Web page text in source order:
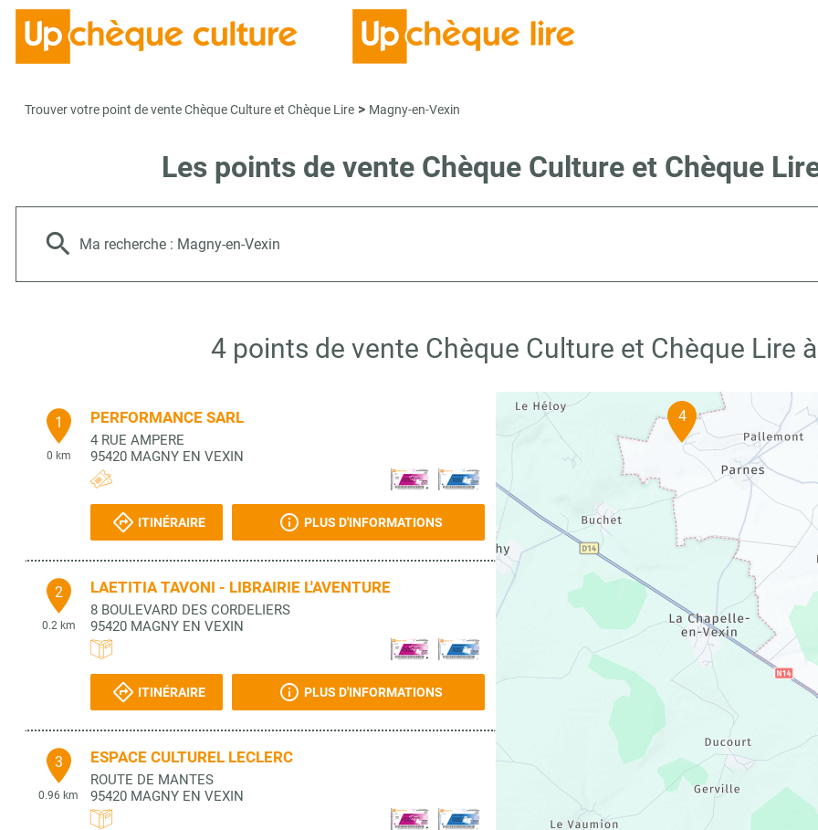
Trouver votre point de vente Chèque Culture et Chèque Lire > Magny-en-Vexin
Les points de vente Chèque Culture et Chèque
Ma recherche : Magny-en-Vexin
4 points de vente Chèque Culture et Chèque Lire
1
0 km
PERFORMANCE SARL
4 RUE AMPERE
95420 MAGNY EN VEXIN
ITINÉRAIRE PLUS D'INFORMATIONS
2
0.2 km
LAETITIA TAVONI - LIBRAIRIE L'AVENTURE
8 BOULEVARD DES CORDELIERS
95420 MAGNY EN VEXIN
ITINÉRAIRE PLUS D'INFORMATIONS
3
0.96 km
ESPACE CULTUREL LECLERC
ROUTE DE MANTES
95420 MAGNY EN VEXIN
4